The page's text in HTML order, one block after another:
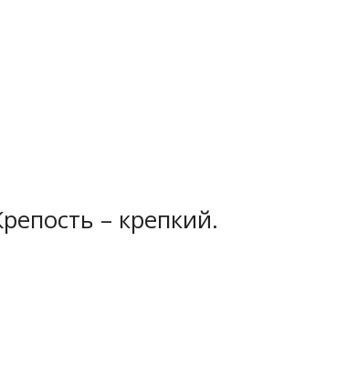
– крепкий.